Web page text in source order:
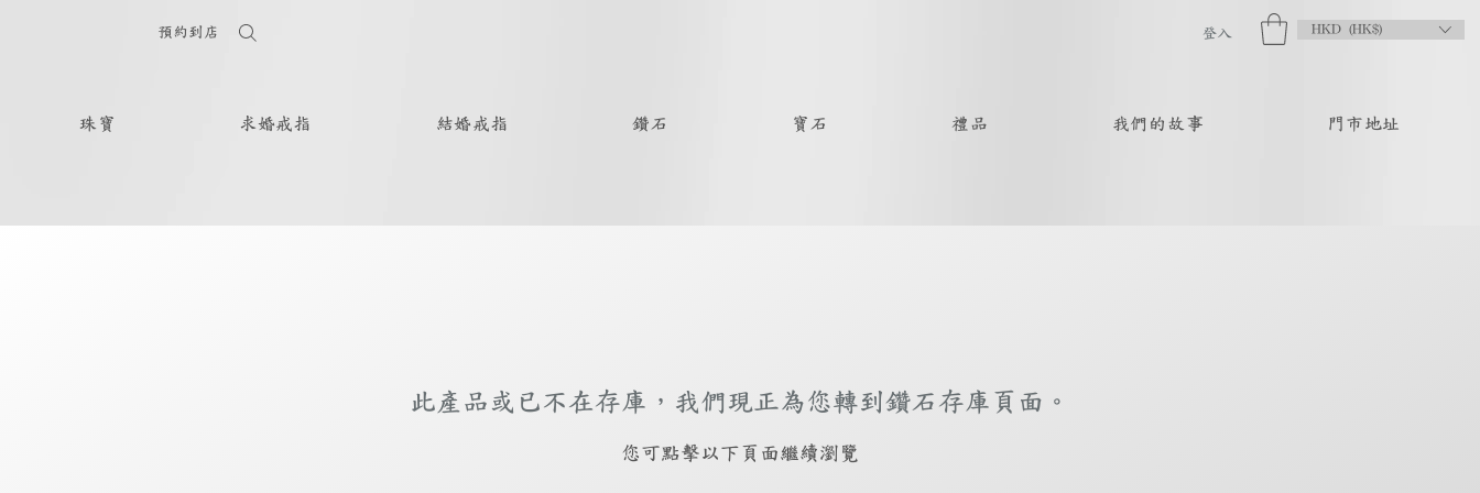
預約到店 登入 HKD (HK$)
珠寶 求婚戒指 結婚戒指 鑽石 寶石 禮品 我們的故事 門市地址
此產品或已不在存庫，我們現正為您轉到鑽石存庫頁面。
​您可點擊以下頁面繼續瀏覽